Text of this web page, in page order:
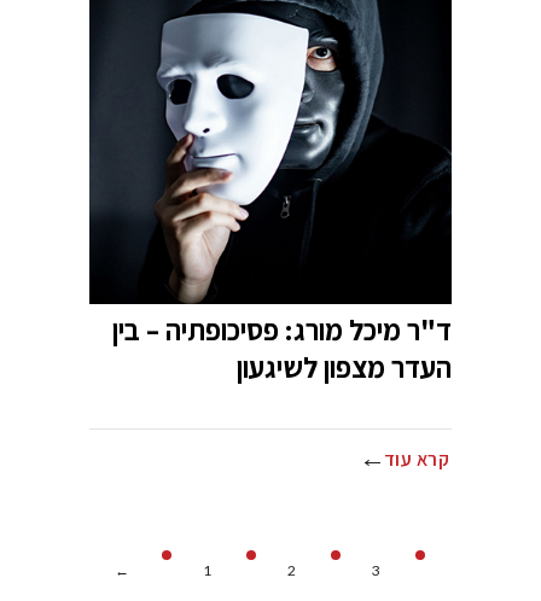
ד"ר מיכל מורג: פסיכופתיה – בין
העדר מצפון לשיגעון
קרא עוד
← 1 2 3